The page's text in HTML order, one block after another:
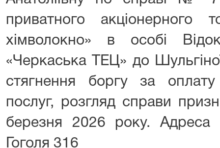
приватного акціонерного
хімволокно» в особі
«Черкаська ТЕЦ» до
стягнення боргу за
послуг, розгляд справи
березня 2026 року.
Гоголя 316